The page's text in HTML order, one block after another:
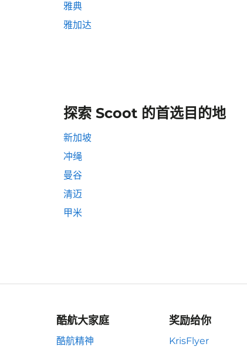
雅典
雅加达
探索 Scoot 的首选目的地
新加坡
冲绳
曼谷
清迈
甲米
酷航大家庭
酷航精神
奖励给你
KrisFlyer